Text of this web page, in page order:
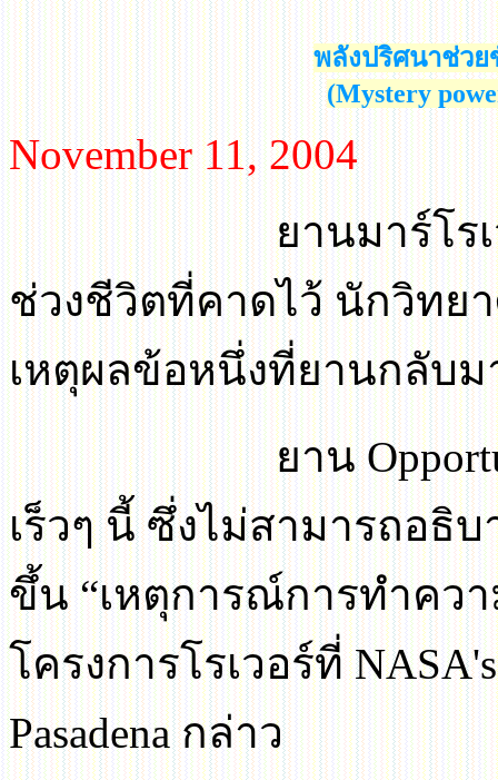
พลังปริศนาช่วย
(Mystery
November11, 2004
ยานมาร์โรเวอร์ยั
ช่วงชีวิตที่คาดไว้ นักวิทย
เหตุผลข้อหนึ่งที่ยานกลับม
ยาน
เร็วๆ นี้ ซึ่งไม่สามารถอธิ
ขึ้น“เหตุการณ์การทำคว
โครงการโรเวอร์ที่
Pasadenaกล่าว